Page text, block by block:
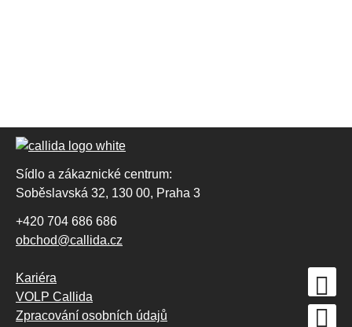
Sídlo a zákaznické centrum:
Soběslavská 32, 130 00, Praha 3
+420 704 686 686
obchod@callida.cz
Kariéra
VOLP Callida
Zpracování osobních údajů